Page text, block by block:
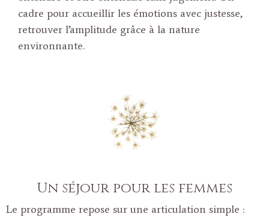
cadre pour accueillir les émotions avec justesse,
retrouver l’amplitude grâce à la nature
environnante.
Un séjour pour les femmes
Le programme repose sur une articulation simple :